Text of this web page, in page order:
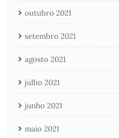
outubro 2021
setembro 2021
agosto 2021
julho 2021
junho 2021
maio 2021